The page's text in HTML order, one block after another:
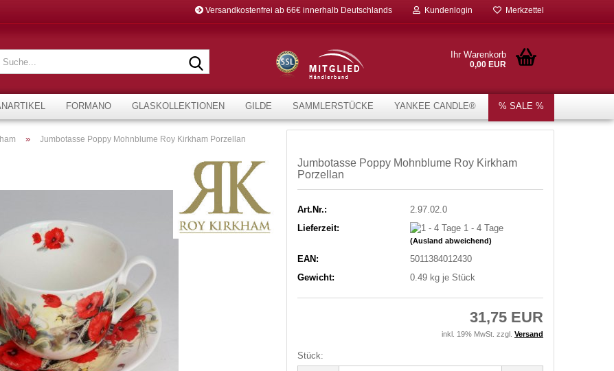
Versandkostenfrei ab 66€ innerhalb Deutschlands Kundenlogin Merkzettel
Ihr Warenkorb
0,00 EUR
FORMANO GLASKOLLEKTIONEN GILDE SAMMLERSTÜCKE YANKEE CANDLE® % SALE %
» Jumbotasse Poppy Mohnblume Roy Kirkham Porzellan
Jumbotasse Poppy Mohnblume Roy Kirkham
Porzellan
Art.Nr.:
2.97.02.0
Lieferzeit:
1 - 4 Tage
(Ausland abweichend)
EAN:
5011384012430
Gewicht:
0.49 kg je Stück
31,75 EUR
inkl. 19% MwSt. zzgl. Versand
Stück: